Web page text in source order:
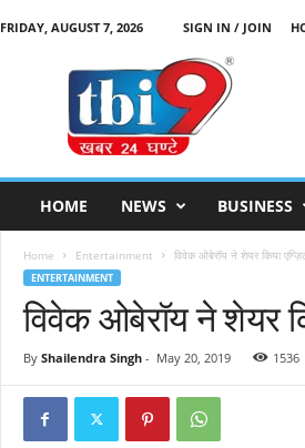
FRIDAY, AUGUST 7, 2026 SIGN IN / JOIN
HOME NEWS BUSINESS
Home Entertainment विवेक ओबेरॉय ने शेयर किया
ENTERTAINMENT
विवेक ओबेरॉय ने शेयर
By Shailendra Singh- May 20, 2019 1536